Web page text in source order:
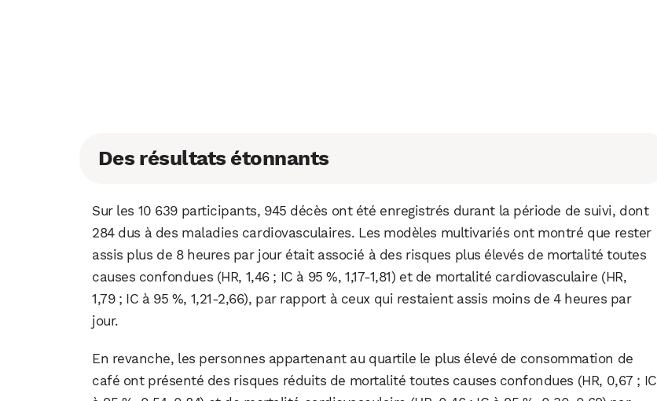
Des résultats étonnants
Sur les 10 639 participants, 945 décès ont été enregistrés durant la période de suivi, dont
284 dus à des maladies cardiovasculaires. Les modèles multivariés ont montré que rester
assis plus de 8 heures par jour était associé à des risques plus élevés de mortalité toutes
causes confondues (HR, 1,46 ; IC à 95 %, 1,17-1,81) et de mortalité cardiovasculaire (HR,
1,79 ; IC à 95 %, 1,21-2,66), par rapport à ceux qui restaient assis moins de 4 heures par
jour.
En revanche, les personnes appartenant au quartile le plus élevé de consommation de
café ont présenté des risques réduits de mortalité toutes causes confondues (HR, 0,67 ; IC